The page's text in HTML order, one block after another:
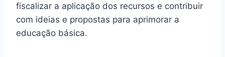
fiscalizar a aplicação dos recursos e contribuir
com ideias e propostas para aprimorar a
educação básica.